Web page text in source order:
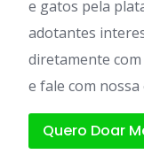
e gatos pela
adotantes
diretamente
e fale com nossa
Quero Doar